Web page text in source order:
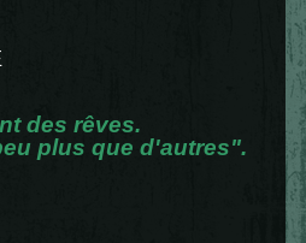
des rêves.
plus que d'autres".